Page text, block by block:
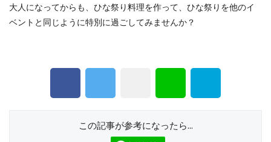
大人になってからも、ひな祭り料理を作って、ひな祭りを他のイ
ベントと同じように特別に過ごしてみませんか？
この記事が参考になったら...